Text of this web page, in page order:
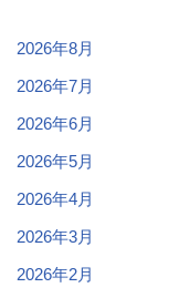
2026年8月
2026年7月
2026年6月
2026年5月
2026年4月
2026年3月
2026年2月